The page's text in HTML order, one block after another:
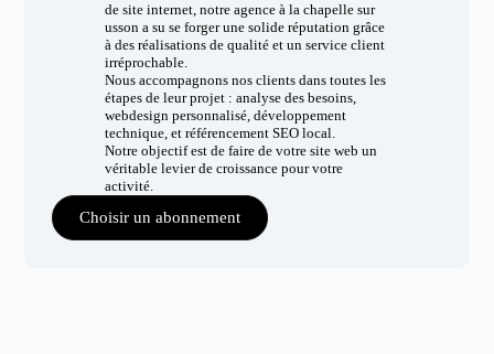
de site internet, notre agence à la chapelle sur
usson a su se forger une solide réputation grâce
à des réalisations de qualité et un service client
irréprochable.
Nous accompagnons nos clients dans toutes les
étapes de leur projet : analyse des besoins,
webdesign personnalisé, développement
technique, et référencement SEO local.
Notre objectif est de faire de votre site web un
véritable levier de croissance pour votre
activité.
Choisir un abonnement